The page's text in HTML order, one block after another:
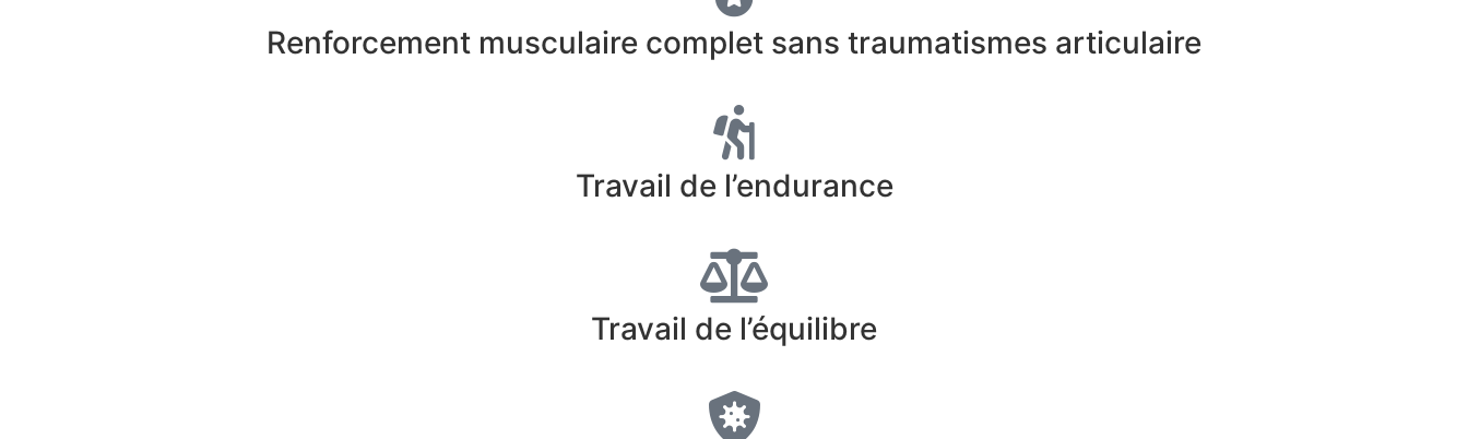
Renforcement musculaire complet sans traumatismes articulaire
Travail de l’endurance
Travail de l’équilibre